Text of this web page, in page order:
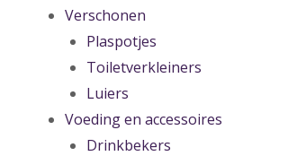
Verschonen
Plaspotjes
Toiletverkleiners
Luiers
Voeding en accessoires
Drinkbekers